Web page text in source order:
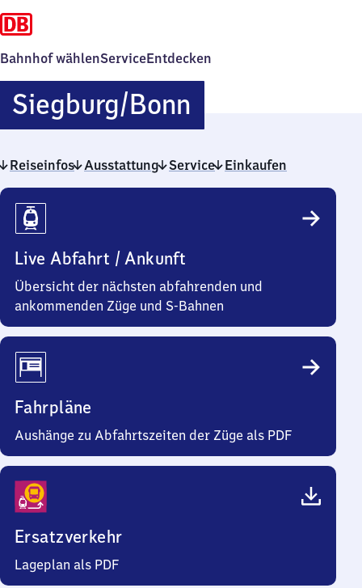
Bahnhof wählenServiceEntdecken
Siegburg/​BonnSiegburg/​
Bonn
Reiseinfos Ausstattung Service Einkaufen
Reiseinfos
Live Abfahrt / Ankunft
Übersicht der nächsten abfahrenden und
ankommenden Züge und S-Bahnen
Fahrpläne
Aushänge zu Abfahrtszeiten der Züge als PDF
Ersatzverkehr
Lageplan als PDF